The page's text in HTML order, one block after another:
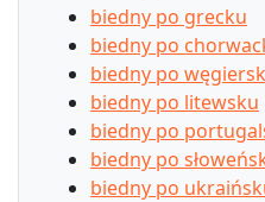
biedny po grecku
biedny po
biedny po
biedny po litewsku
biedny po
biedny po
biedny po